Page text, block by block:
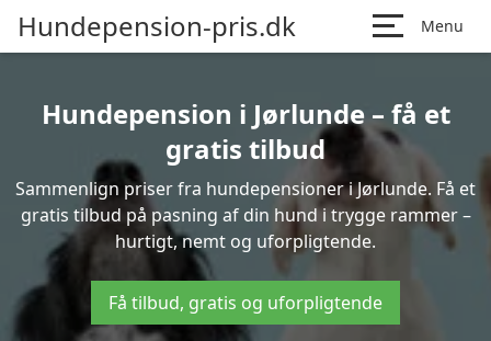
Hundepension-pris.dk Menu
Hundepension i Jørlunde – få et
gratis tilbud
Sammenlign priser fra hundepensioner i Jørlunde. Få et
gratis tilbud på pasning af din hund i trygge rammer –
hurtigt, nemt og uforpligtende.
Få tilbud, gratis og uforpligtende